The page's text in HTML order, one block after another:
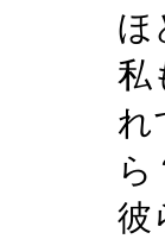
ほ
私
れ
ら
彼